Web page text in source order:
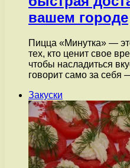
вашем городе
Пицца «Минутка» —
тех, кто ценит свое
чтобы насладиться
говорит само за себя
Закуски